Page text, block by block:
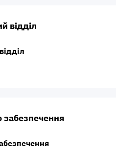
відділ
забезпечення